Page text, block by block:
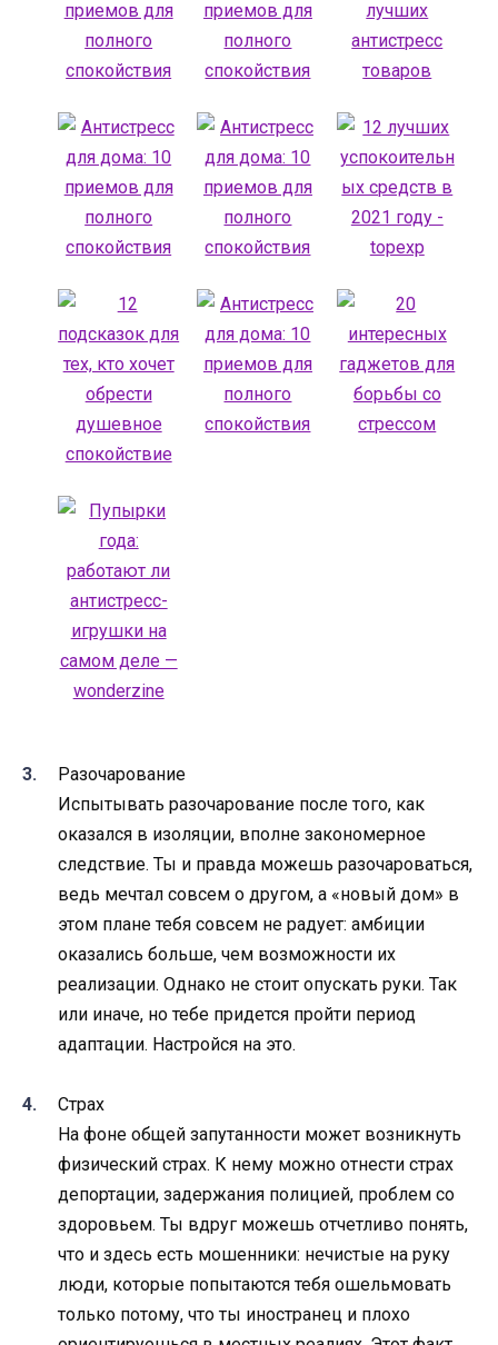
Разочарование
Испытывать разочарование после того, как
оказался в изоляции, вполне закономерное
следствие. Ты и правда можешь разочароваться,
ведь мечтал совсем о другом, а «новый дом» в
этом плане тебя совсем не радует: амбиции
оказались больше, чем возможности их
реализации. Однако не стоит опускать руки. Так
или иначе, но тебе придется пройти период
адаптации. Настройся на это.
Страх
На фоне общей запутанности может возникнуть
физический страх. К нему можно отнести страх
депортации, задержания полицией, проблем со
здоровьем. Ты вдруг можешь отчетливо понять,
что и здесь есть мошенники: нечистые на руку
люди, которые попытаются тебя ошельмовать
только потому, что ты иностранец и плохо